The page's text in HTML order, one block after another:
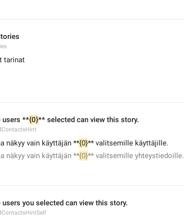
tarinat
users **{0}** selected can view this story.
näkyy vain käyttäjän **{0}** valitsemille käyttäjille.
näkyy vain käyttäjän **{0}** valitsemille yhteystiedoille.
users you selected can view this story.